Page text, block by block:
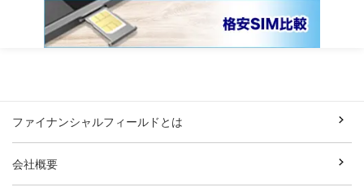
ファイナンシャルフィールドとは
会社概要